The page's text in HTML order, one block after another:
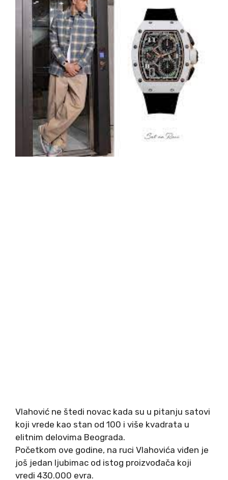
Vlahović ne štedi novac kada su u pitanju satovi
koji vrede kao stan od 100 i više kvadrata u
elitnim delovima Beograda.
Početkom ove godine, na ruci Vlahovića viđen je
još jedan ljubimac od istog proizvođača koji
vredi 430.000 evra.